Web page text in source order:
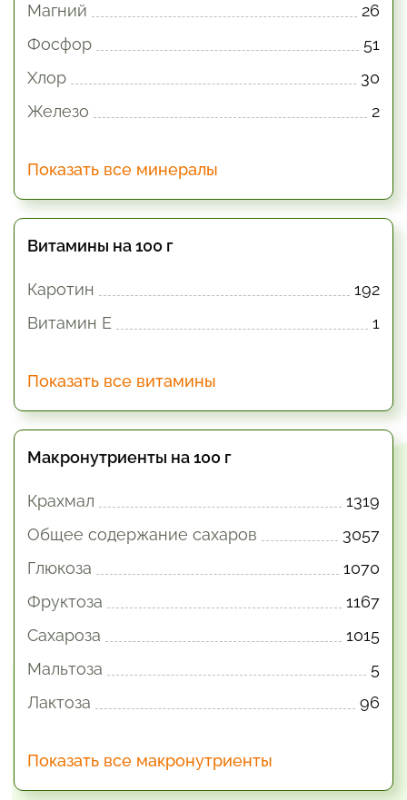
Магний
26
Фосфор
51
Хлор
30
Железо
2
Показать все минералы
Витамины на 100 г
Каротин
192
Витамин E
1
Показать все витамины
Макронутриенты на 100 г
Крахмал
1319
Общее содержание сахаров
3057
Глюкоза
1070
Фруктоза
1167
Сахароза
1015
Мальтоза
5
Лактоза
96
Показать все макронутриенты